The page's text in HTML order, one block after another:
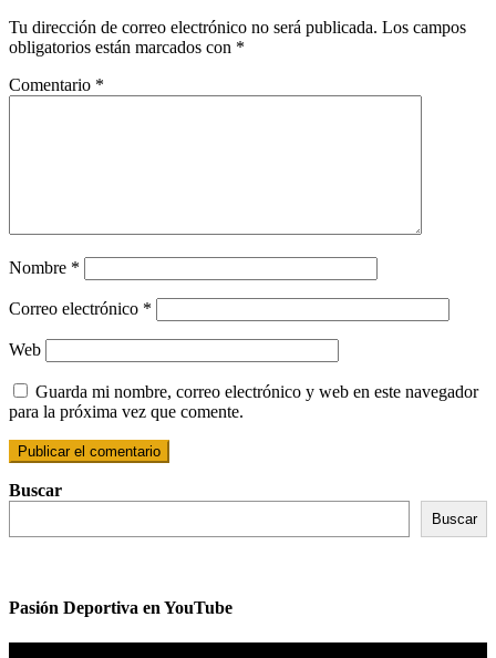
Tu dirección de correo electrónico no será publicada. Los campos
obligatorios están marcados con *
Comentario *
Nombre *
Correo electrónico *
Web
Guarda mi nombre, correo electrónico y web en este navegador
para la próxima vez que comente.
Buscar
Buscar
Pasión Deportiva en YouTube